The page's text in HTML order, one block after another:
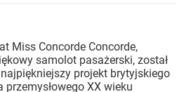
Miss Concorde Concorde,
samolot pasażerski, został
projekt brytyjskiego
przemysłowego XX wieku